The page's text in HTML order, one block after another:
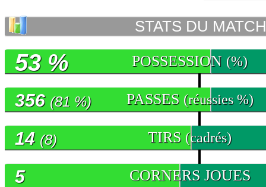
STATS DU MATCH
POSSESSION (%)
53 %
PASSES (réussies %)
356 (81 %)
TIRS (cadrés)
14 (8)
CORNERS JOUES
5